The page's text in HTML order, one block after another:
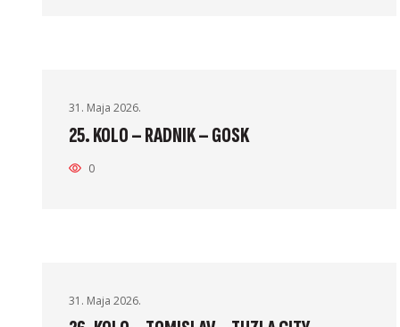
31. Maja 2026.
25. KOLO – RADNIK – GOSK
0
31. Maja 2026.